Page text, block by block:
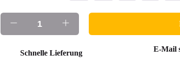
Schnelle Lieferung E-Mail